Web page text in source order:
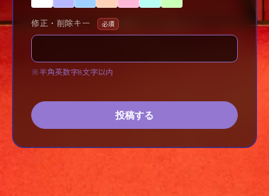
修正・削除キー 必須
※半角英数字8文字以内
投稿する